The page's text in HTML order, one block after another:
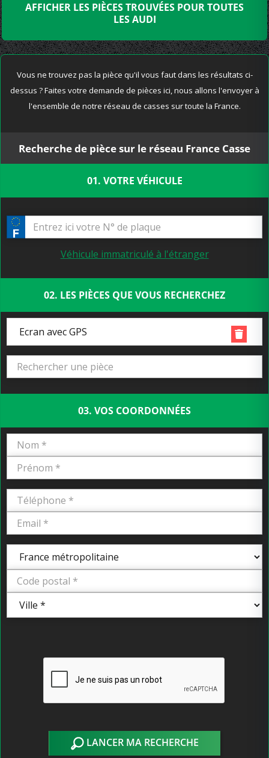
AFFICHER LES PIÈCES TROUVÉES POUR TOUTES
LES AUDI
Vous ne trouvez pas la pièce qu'il vous faut dans les résultats ci-
dessus ? Faites votre demande de pièces ici, nous allons l'envoyer à
l'ensemble de notre réseau de casses sur toute la France.
Recherche de pièce sur le réseau France Casse
01. VOTRE VÉHICULE
Véhicule immatriculé à l'étranger
02. LES PIÈCES QUE VOUS RECHERCHEZ
Ecran avec GPS
03. VOS COORDONNÉES
LANCER MA RECHERCHE